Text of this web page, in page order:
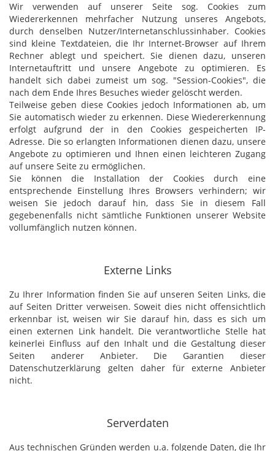
Wir verwenden auf unserer Seite sog. Cookies zum
Wiedererkennen mehrfacher Nutzung unseres Angebots,
durch denselben Nutzer/Internetanschlussinhaber. Cookies
sind kleine Textdateien, die Ihr Internet-Browser auf Ihrem
Rechner ablegt und speichert. Sie dienen dazu, unseren
Internetauftritt und unsere Angebote zu optimieren. Es
handelt sich dabei zumeist um sog. "Session-Cookies", die
nach dem Ende Ihres Besuches wieder gelöscht werden.
Teilweise geben diese Cookies jedoch Informationen ab, um
Sie automatisch wieder zu erkennen. Diese Wiedererkennung
erfolgt aufgrund der in den Cookies gespeicherten IP-
Adresse. Die so erlangten Informationen dienen dazu, unsere
Angebote zu optimieren und Ihnen einen leichteren Zugang
auf unsere Seite zu ermöglichen.
Sie können die Installation der Cookies durch eine
entsprechende Einstellung Ihres Browsers verhindern; wir
weisen Sie jedoch darauf hin, dass Sie in diesem Fall
gegebenenfalls nicht sämtliche Funktionen unserer Website
vollumfänglich nutzen können.
Externe Links
Zu Ihrer Information finden Sie auf unseren Seiten Links, die
auf Seiten Dritter verweisen. Soweit dies nicht offensichtlich
erkennbar ist, weisen wir Sie darauf hin, dass es sich um
einen externen Link handelt. Die verantwortliche Stelle hat
keinerlei Einfluss auf den Inhalt und die Gestaltung dieser
Seiten anderer Anbieter. Die Garantien dieser
Datenschutzerklärung gelten daher für externe Anbieter
nicht.
Serverdaten
Aus technischen Gründen werden u.a. folgende Daten, die Ihr